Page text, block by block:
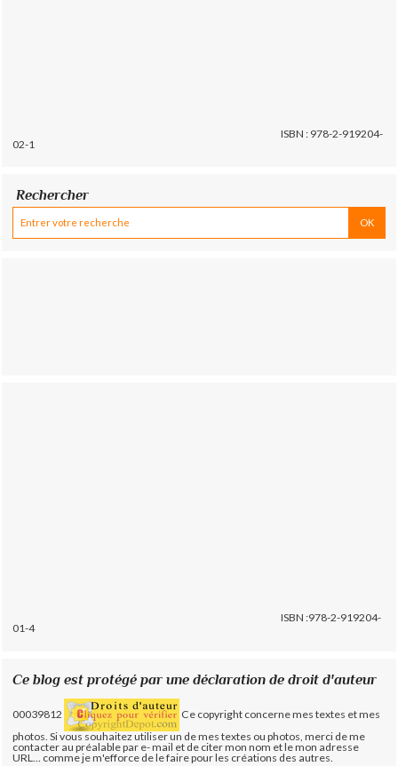
ISBN : 978-2-919204-
02-1
Rechercher
ISBN :978-2-919204-
01-4
Ce blog est protégé par une déclaration de droit d'auteur
00039812
Ce copyright concerne mes textes et mes
photos. Si vous souhaitez utiliser un de mes textes ou photos, merci de me
contacter au préalable par e- mail et de citer mon nom et le mon adresse
URL... comme je m'efforce de le faire pour les créations des autres.